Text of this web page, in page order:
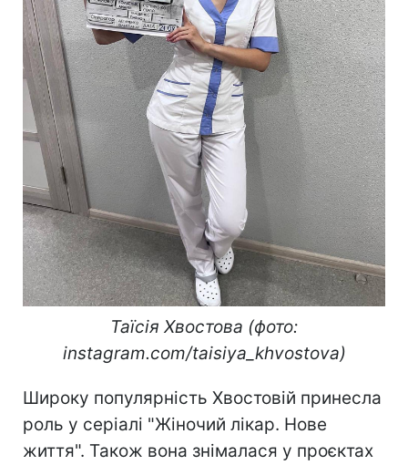
Таїсія Хвостова (фото:
instagram.com/taisiya_khvostova)
Широку популярність Хвостовій принесла
роль у серіалі "Жіночий лікар. Нове
життя". Також вона знімалася у проєктах